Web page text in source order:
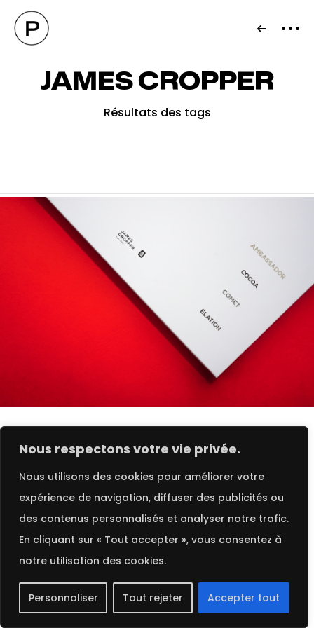
Nous respectons votre vie privée.
Nous utilisons des cookies pour améliorer votre
expérience de navigation, diffuser des publicités ou
des contenus personnalisés et analyser notre trafic.
En cliquant sur « Tout accepter », vous consentez à
notre utilisation des cookies.
Personnaliser Tout rejeter Accepter tout
JAMES CROPPER
Résultats des tags
29 août 2024
JAMES CROPPER : L’INNOVATION AU
SERVICE DU PAPIER RECYCLÉ ET HAUT
DE GAMME
James Cropper est une marque britannique
pionnière dans la création de papiers recyclés et
écoresponsables. Leur engagement envers
dans le secteur des papiers de qualité premium.
Les […]